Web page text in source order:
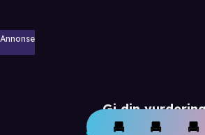
Annonse
Gi din